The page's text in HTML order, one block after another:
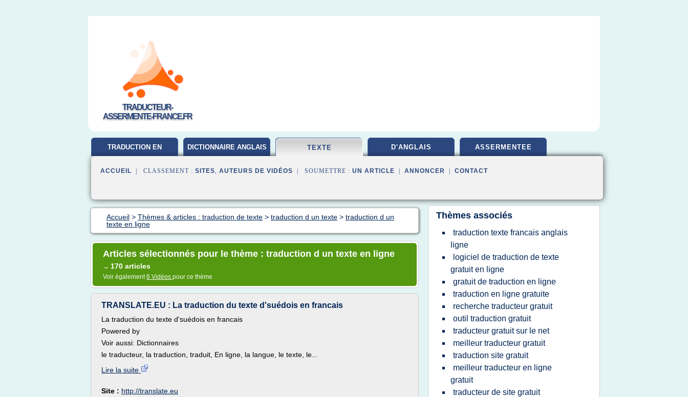
TRADUCTEUR-
ASSERMENTE-FRANCE.FR
TRADUCTION EN DICTIONNAIRE ANGLAIS TEXTE D'ANGLAIS ASSERMENTEE
ACCUEIL | CLASSEMENT : SITES, AUTEURS DE VIDÉOS | SOUMETTRE : UN ARTICLE ANNONCER CONTACT
Accueil > Thèmes & articles : traduction de texte > traduction d un texte > traduction d un
texte en ligne
Articles sélectionnés pour le thème : traduction d un texte en ligne
→ 170 articles
Voir également6 Vidéos pour ce thème
TRANSLATE.EU : La traduction du texte d'suédois en francais
La traduction du texte d'suédois en francais
Powered by
Voir aussi: Dictionnaires
le traducteur, la traduction, traduit, En ligne, la langue, le texte, le...
Lire la suite
Site : http://translate.eu
Thèmes associés
traduction texte francais anglais
ligne
logiciel de traduction de texte
gratuit en ligne
gratuit de traduction en ligne
traduction en ligne gratuite
recherche traducteur gratuit
outil traduction gratuit
traducteur gratuit sur le net
meilleur traducteur gratuit
traduction site gratuit
meilleur traducteur en ligne
gratuit
traducteur de site gratuit